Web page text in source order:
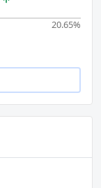
20.65%